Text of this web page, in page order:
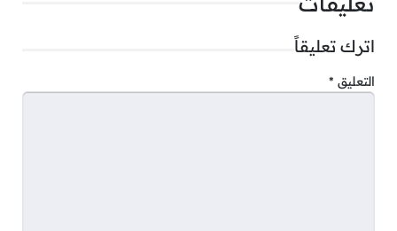
اترك تعليقاً
التعليق *